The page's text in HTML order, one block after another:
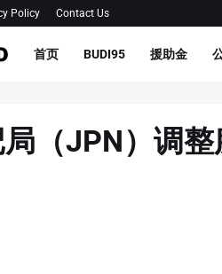
Policy Contact Us
首页 BUDI95 援助金
（JPN）调整